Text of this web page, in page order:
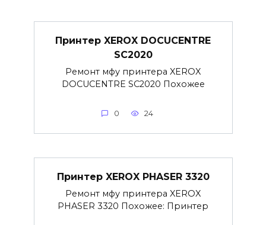
Принтер XEROX DOCUCENTRE
SC2020
Ремонт мфу принтера XEROX
DOCUCENTRE SC2020 Похожее
0 24
Принтер XEROX PHASER 3320
Ремонт мфу принтера XEROX
PHASER 3320 Похожее: Принтер